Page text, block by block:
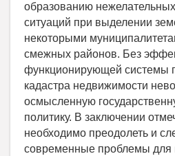
образованию
ситуаций при выделении
некоторыми
смежных районов. Без
функционирующей системы
кадастра недвижимости
осмысленную
политику. В заключении
необходимо преодолеть и
современные проблемы